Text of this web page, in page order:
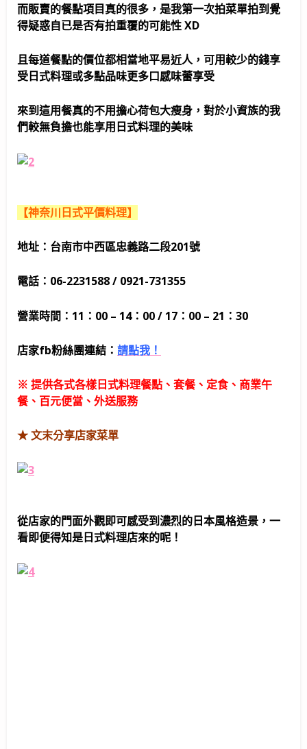
而販賣的餐點項目真的很多，是我第一次拍菜單拍到覺
得疑惑自已是否有拍重覆的可能性 XD
且每道餐點的價位都相當地平易近人，可用較少的錢享
受日式料理或多點品味更多口感味蕾享受
來到這用餐真的不用擔心荷包大瘦身，對於小資族的我
們較無負擔也能享用日式料理的美味
【神奈川日式平價料理】
地址：台南市中西區忠義路二段201號
電話：06-2231588 / 0921-731355
營業時間：11：00 – 14：00 / 17：00 – 21：30
店家fb粉絲團連結： 請點我！
※ 提供各式各樣日式料理餐點、套餐、定食、商業午
餐、百元便當、外送服務
★ 文末分享店家菜單
從店家的門面外觀即可感受到濃烈的日本風格造景，一
看即便得知是日式料理店來的呢！